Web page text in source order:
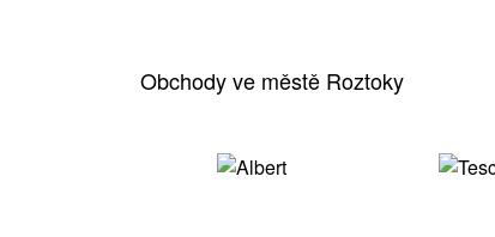
Obchody ve městě Roztoky